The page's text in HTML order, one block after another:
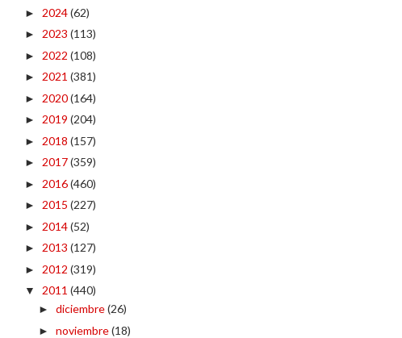
► 2024(62)
► 2023 (113)
► 2022 (108)
► 2021 (381)
► 2020(164)
► 2019 (204)
► 2018 (157)
► 2017(359)
► 2016(460)
► 2015 (227)
► 2014(52)
► 2013 (127)
► 2012 (319)
▼ 2011 (440)
► diciembre(26)
► noviembre(18)